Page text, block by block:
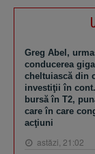
Greg Abel,
conducerea
cheltuiască din
investiţii în
bursă în T2,
care în care
acţiuni
astăzi, 21:02